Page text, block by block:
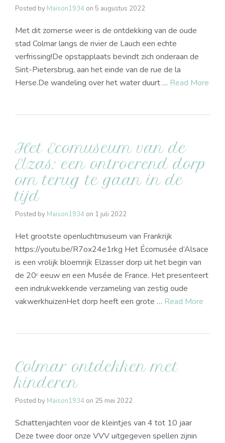
Posted by Maison1934 on 5 augustus 2022
Met dit zomerse weer is de ontdekking van de oude
stad Colmar langs de rivier de Lauch een echte
verfrissing!De opstapplaats bevindt zich onderaan de
Sint-Pietersbrug, aan het einde van de rue de la
Herse.De wandeling over het water duurt … Read More
Het Ecomuseum van de
Elzas: een ontroerend dorp
om terug te gaan in de
tijd
Posted by Maison1934 on 1 juli 2022
Het grootste openluchtmuseum van Frankrijk
https://youtu.be/R7ox24e1rkg Het Écomusée d’Alsace
is een vrolijk bloemrijk Elzasser dorp uit het begin van
de 20ᵉ eeuw en een Musée de France. Het presenteert
een indrukwekkende verzameling van zestig oude
vakwerkhuizenHet dorp heeft een grote … Read More
Colmar ontdekken met
kinderen
Posted by Maison1934 on 25 mei 2022
Schattenjachten voor de kleintjes van 4 tot 10 jaar
Deze twee door onze VVV uitgegeven spellen zijnin